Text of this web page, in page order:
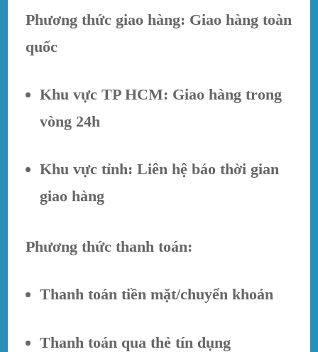
Phương thức giao hàng: Giao hàng toàn
quốc
Khu vực TP HCM: Giao hàng trong
vòng 24h
Khu vực tỉnh: Liên hệ báo thời gian
giao hàng
Phương thức thanh toán:
Thanh toán tiền mặt/chuyển khoản
Thanh toán qua thẻ tín dụng